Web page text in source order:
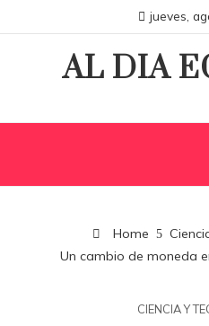
jueves,
AL DIA
Home
Un cambio de moneda
CIENCIA Y